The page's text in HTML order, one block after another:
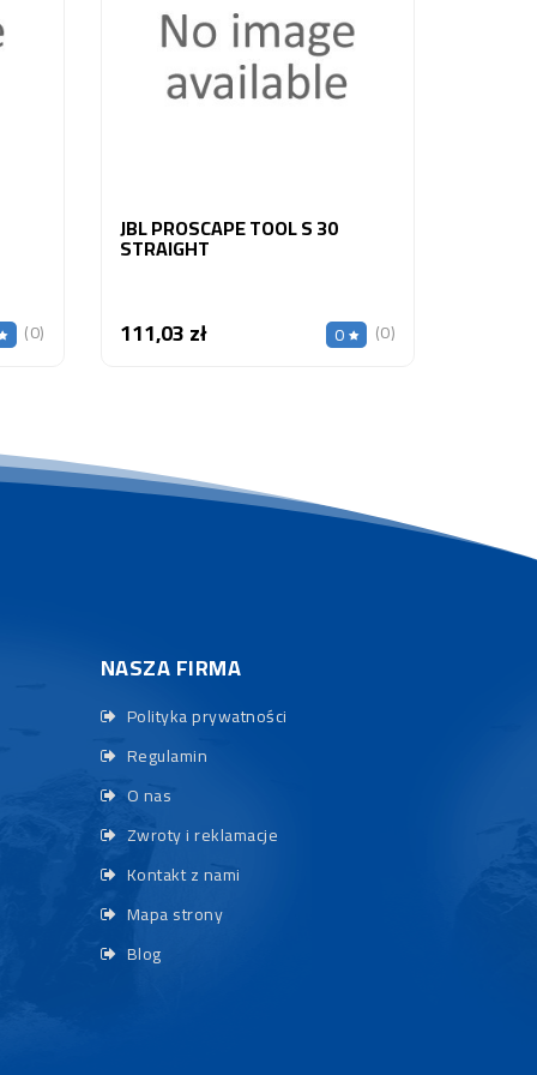
(0)
JBL PROSCAPE TOOL S 30
STRAIGHT
111,03 złCena 0 (0)
NASZA FIRMA
Polityka prywatności
Regulamin
O nas
Zwroty i reklamacje
Kontakt z nami
Mapa strony
Blog